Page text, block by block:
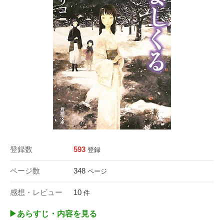
登録数 593 登録
ページ数 348 ページ
感想・レビュー 10 件
▶︎あらすじ・内容を見る